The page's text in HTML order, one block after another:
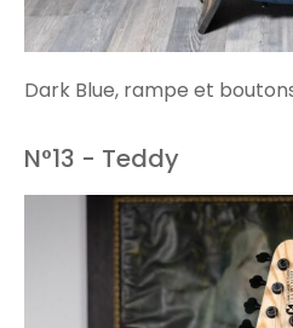
Dark Blue, rampe et
N°13 - Teddy